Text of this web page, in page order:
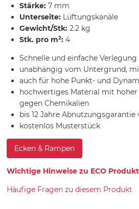
Stärke: 7 mm
Unterseite: Lüftungskanäle
Gewicht/Stk: 2.2 kg
Stk. pro m²: 4
Schnelle und einfache Verlegung
unabhängig vom Untergrund,
auch für hohe Punkt- und
hochwertiges Material mit
gegen Chemikalien
bis 12 Jahre
kostenlos Musterstück
Ecken & Rampen
Wichtige Hinweise zu ECO
Häufige Fragen zu diesem Produkt